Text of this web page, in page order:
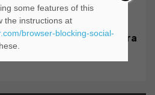
inainte de Summer Well
pentru editia aniversara
some features of this
the instructions at
browser-blocking-social-